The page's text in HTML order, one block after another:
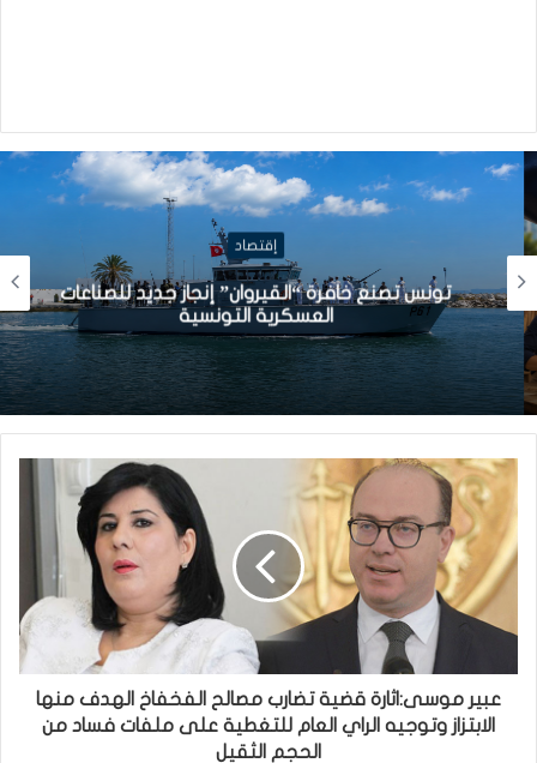
إقتصاد
تونس تصنع خافرة “القيروان” إنجاز جديد للصناعات
العسكرية التونسية
عبير موسى:اثارة قضية تضارب مصالح الفخفاخ الهدف منها
الابتزاز وتوجيه الراي العام للتغطية على ملفات فساد من
الحجم الثقيل